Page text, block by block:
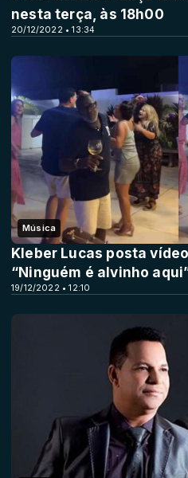
20/12/2022 • 13:34
nesta terça, às 18h00
Música
19/12/2022 • 12:10
Kleber Lucas posta
“Ninguém é alvinho